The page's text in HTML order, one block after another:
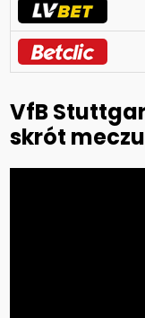
VfB
skrót meczu